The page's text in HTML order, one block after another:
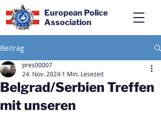
European Police
Association
Beitrag
Belgrad/Serbien Treffen
mit unseren
pres00007
24. Nov. 2024 1 Min. Lesezeit